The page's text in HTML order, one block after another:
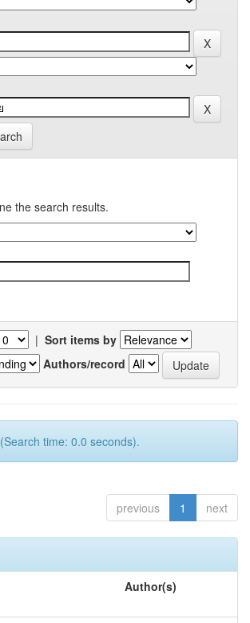
the search results.
| Sort items by
Authors/record
time: 0.0 seconds).
previous 1 next
Author(s)